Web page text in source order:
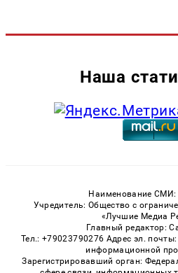
Наша
Наименование СМИ:
Учредитель: Общество с
«Лучшие Медиа
Главный редактор:
Тел.: +79023790276 Адрес эл.
информационной
Зарегистрировавший орган: